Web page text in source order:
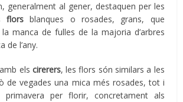
generalment al gener, destaquen per les
florsblanques o rosades, grans, que
manca de fulles de la majoria d’arbres
de l’any.
els cirerers, les flors són similars a les
de vegades una mica més rosades, tot i
primavera per florir, concretament als